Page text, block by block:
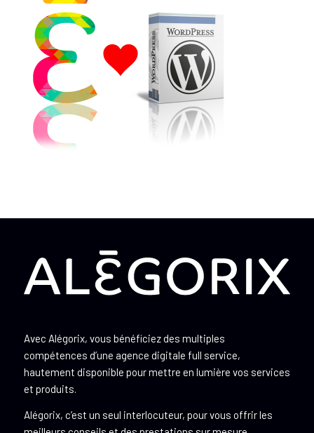
Avec Alégorix, vous bénéficiez des multiples
compétences d’une agence digitale full service,
hautement disponible pour mettre en lumière vos services
et produits.
Alégorix, c’est un seul interlocuteur, pour vous offrir les